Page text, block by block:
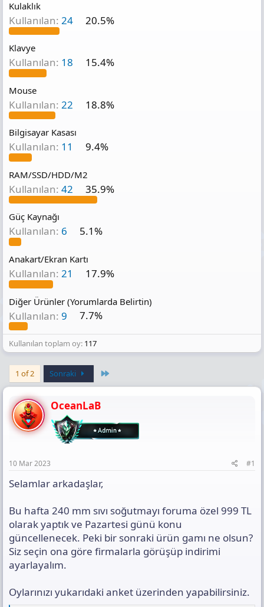
t
n
Kulaklık
Kullanılan: 24 20.5%
Klavye
Kullanılan: 18 15.4%
Mouse
Kullanılan: 22 18.8%
Bilgisayar Kasası
Kullanılan: 11 9.4%
RAM/SSD/HDD/M2
Kullanılan: 42 35.9%
Güç Kaynağı
Kullanılan: 6 5.1%
Anakart/Ekran Kartı
Kullanılan: 21 17.9%
Diğer Ürünler (Yorumlarda Belirtin)
Kullanılan: 9 7.7%
Kullanılan toplam oy 117
1 of 2 Sonraki
OceanLaB
10 Mar 2023 #1
Selamlar arkadaşlar,
Bu hafta 240 mm sıvı soğutmayı foruma özel 999 TL
olarak yaptık ve Pazartesi günü konu
güncellenecek. Peki bir sonraki ürün gamı ne olsun?
Siz seçin ona göre firmalarla görüşüp indirimi
ayarlayalım.
Oylarınızı yukarıdaki anket üzerinden yapabilirsiniz.